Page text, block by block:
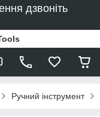
дзвоніть
Ручний інструмент